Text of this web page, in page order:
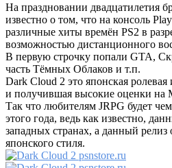
На праздновании двадцатилетия
известно о том, что на консоль
различные хиты времён PS2 в
возможностью дистанционного
В первую строчку попали GTA,
часть Тёмных Облаков и т.п.
Dark Cloud 2 это японская
и получившая высокие оценки на
Так что любителям JRPG будет
этого года, ведь как известно,
западных странах, а данный релиз
японского стиля.